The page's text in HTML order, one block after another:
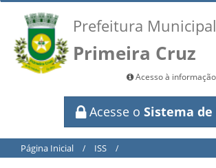
Prefeitura
Primeira Cruz
Acesso à informação
Acesse o Sistema
Página Inicial / ISS /